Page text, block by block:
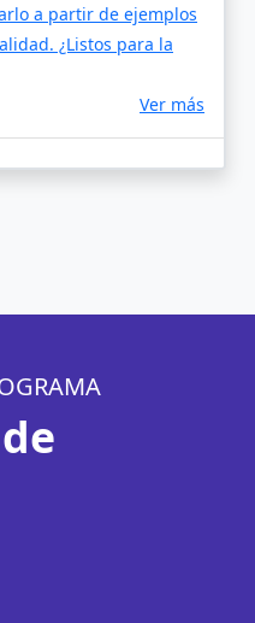
a partir de ejemplos
¿Listos para la
Ver más